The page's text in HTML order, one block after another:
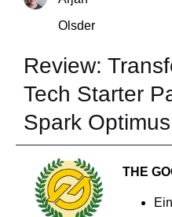
Olsder
Review:
Tech Starter
Spark
THE